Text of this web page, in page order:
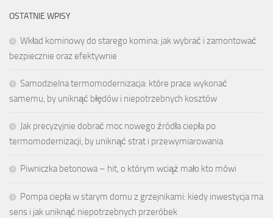
OSTATNIE WPISY
Wkład kominowy do starego komina: jak wybrać i zamontować
bezpiecznie oraz efektywnie
Samodzielna termomodernizacja: które prace wykonać
samemu, by uniknąć błędów i niepotrzebnych kosztów
Jak precyzyjnie dobrać moc nowego źródła ciepła po
termomodernizacji, by uniknąć strat i przewymiarowania
Piwniczka betonowa – hit, o którym wciąż mało kto mówi
Pompa ciepła w starym domu z grzejnikami: kiedy inwestycja ma
sens i jak uniknąć niepotrzebnych przeróbek